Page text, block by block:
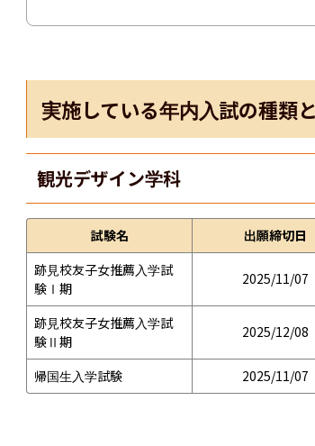
実施している年内入試の種類
観光デザイン学科
試験名 出願締切日
跡見校友子女推薦入学試
験Ⅰ期
2025/11/07
跡見校友子女推薦入学試
験Ⅱ期
2025/12/08
帰国生入学試験 2025/11/07